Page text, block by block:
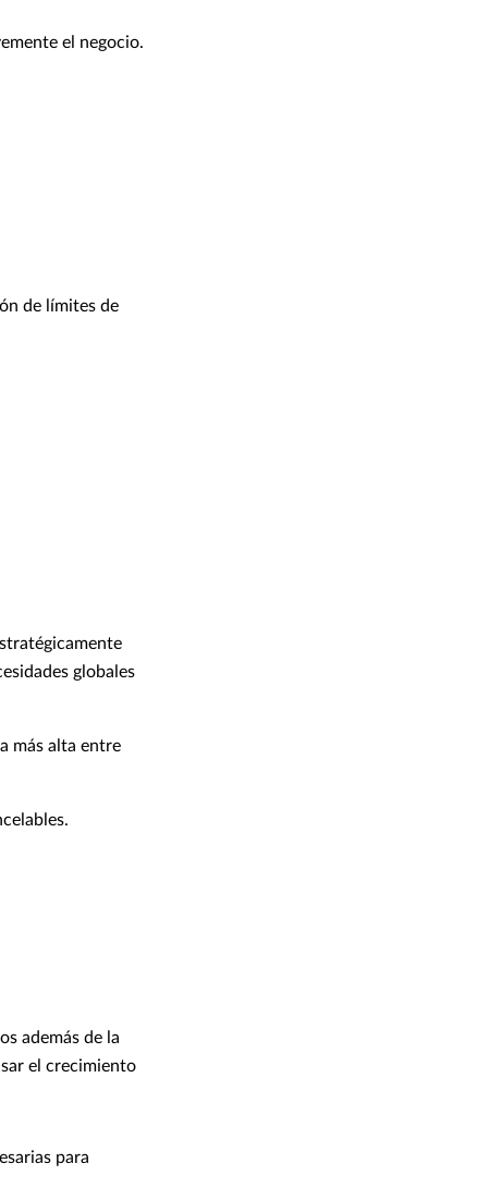
el negocio.
de límites de
globales
más alta entre
además de la
el crecimiento
para